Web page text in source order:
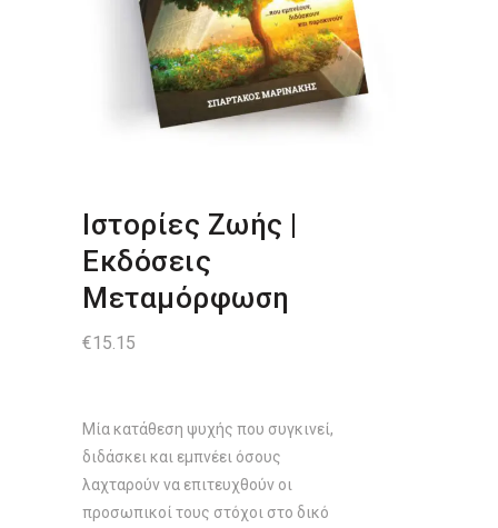
Ιστορίες Ζωής |
Εκδόσεις
Μεταμόρφωση
€15.15
Μία κατάθεση ψυχής που συγκινεί,
διδάσκει και εμπνέει όσους
λαχταρούν να επιτευχθούν οι
προσωπικοί τους στόχοι στο δικό